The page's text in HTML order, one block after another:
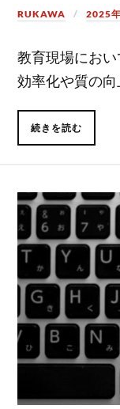
RUKAWA 2025
教育現場にお
効率化や質の向
続きを読む